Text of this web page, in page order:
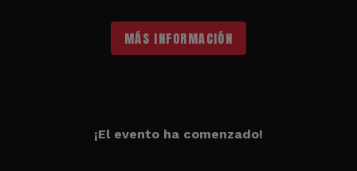
MÁS INFORMACIÓN
¡El evento ha comenzado!